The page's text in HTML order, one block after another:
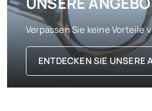
Verpassen Sie keine Vorteile
ENTDECKEN SIE UNSERE